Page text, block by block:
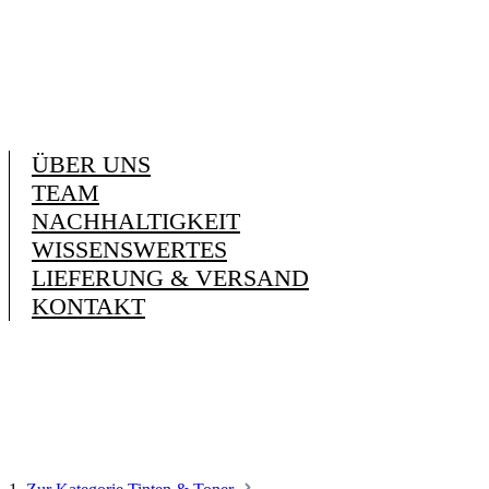
ÜBER UNS
TEAM
NACHHALTIGKEIT
WISSENSWERTES
LIEFERUNG & VERSAND
KONTAKT